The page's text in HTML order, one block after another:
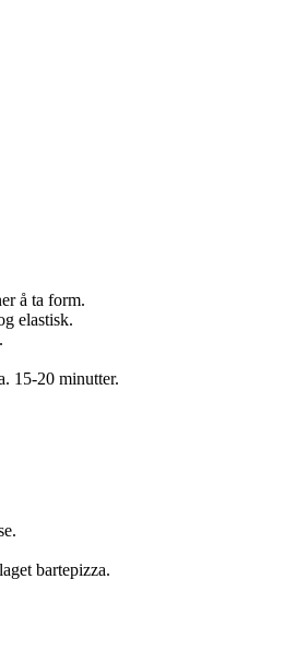
å ta form.
elastisk.
15-20 minutter.
bartepizza.